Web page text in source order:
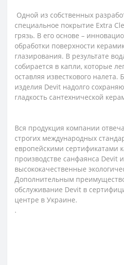
Одной из собственных
специальное покрытие Extra
грязь. В его основе –
обработки поверхности
глазирования. В результате
собирается в капли, которые
оставляя известкового налета.
изделия Devit надолго
гладкость сантехнической
Вся продукция компании
строгих международных
европейскими сертификатами
производстве санфаянса Devit
высококачественные
Дополнительным
обслуживание Devit в
центре в Украине.
.